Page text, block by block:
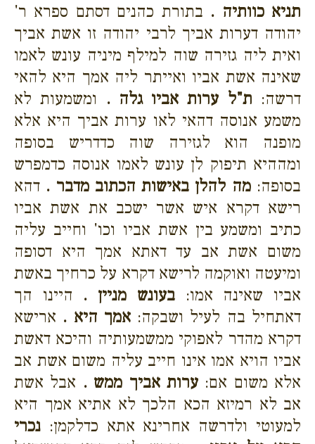
תניא כוותיה . בתורת כהנים דסתם ספרא ר'
יהודה דערות אביך לרבי יהודה זו אשת אביך
ואית ליה גזירה שוה למילף מיניה עונש לאמו
שאינה אשת אביו ואייתר ליה אמך היא להאי
דרשה: ת"ל ערות אביו גלה . ומשמעות לא
משמע אנוסה דהאי לאו ערות אביך היא אלא
מופנה הוא לגזירה שוה כדדריש בסופה
ומההיא תיפוק לן עונש לאמו אנוסה כדמפרש
בסופה:מה להלן באישות הכתוב מדבר . דהא
רישא דקרא איש אשר ישכב את אשת אביו
כתיב ומשמע בין אשת אביו וכו' וחייב עליה
משום אשת אב עד דאתא אמך היא דסופה
ומיעטה ואוקמה לרישא דקרא על כרחיך באשת
אביו שאינה אמו:בעונש מניין . היינו הך
דאתחיל בה לעיל ושבקה:אמך היא . ארישא
דקרא מהדר לאפוקי ממשמעותיה והיכא דאשת
אביו הויא אמו אינו חייב עליה משום אשת אב
אלא משום אם:ערות אביך ממש . אבל אשת
אב לא רמיזא הכא הלכך לא אתיא אמך היא
למעוטי ולדרשה אחרינא אתא כדלקמן: נכרי